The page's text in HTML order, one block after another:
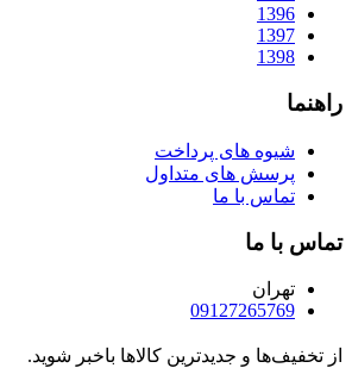
1396
1397
1398
راهنما
شیوه های پرداخت
پرسش های متداول
تماس با ما
تماس با ما
تهران
09127265769
از تخفیف‌ها و جدیدترین‌ کالاها باخبر شوید.